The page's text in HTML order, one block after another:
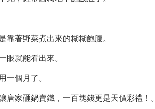
靠著野菜煮出來的糊糊飽腹。
眼就能看出來。
一個月了。
家砸鍋賣鐵，一百塊錢更是天價彩禮！。